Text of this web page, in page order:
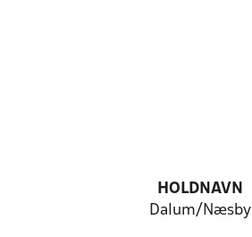
HOLDNAVN
Dalum/Næsby